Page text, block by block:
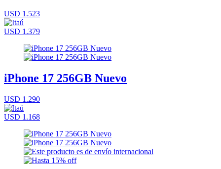
USD 1.523
USD 1.379
iPhone 17 256GB Nuevo
USD 1.290
USD 1.168